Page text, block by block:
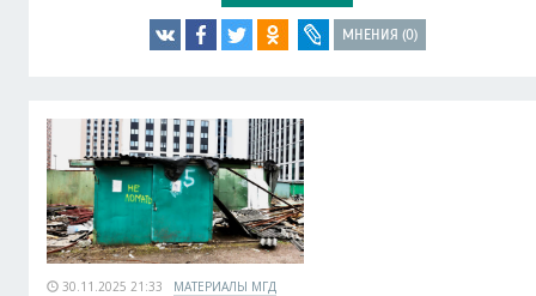
МНЕНИЯ (0)
30.11.2025 21:33 МАТЕРИАЛЫ МГД